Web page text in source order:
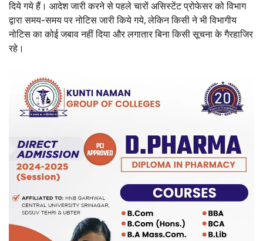
दिये गये हैं। आदेश जारी करने से पहले चारों असिस्टेंट प्रोफेसर को विभाग
द्वारा समय-समय पर नोटिस जारी किये गये, लेकिन किसी ने भी विभागीय
नोटिस का कोई जबाव नहीं दिया और लगातार बिना किसी सूचना के गैरहाजिर
रहे।